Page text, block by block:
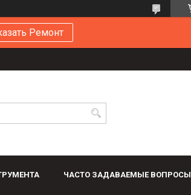
Ремонт
ЧАСТО ЗАДАВАЕМЫЕ ВОПРОСЫ